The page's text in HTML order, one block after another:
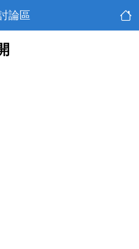
論區